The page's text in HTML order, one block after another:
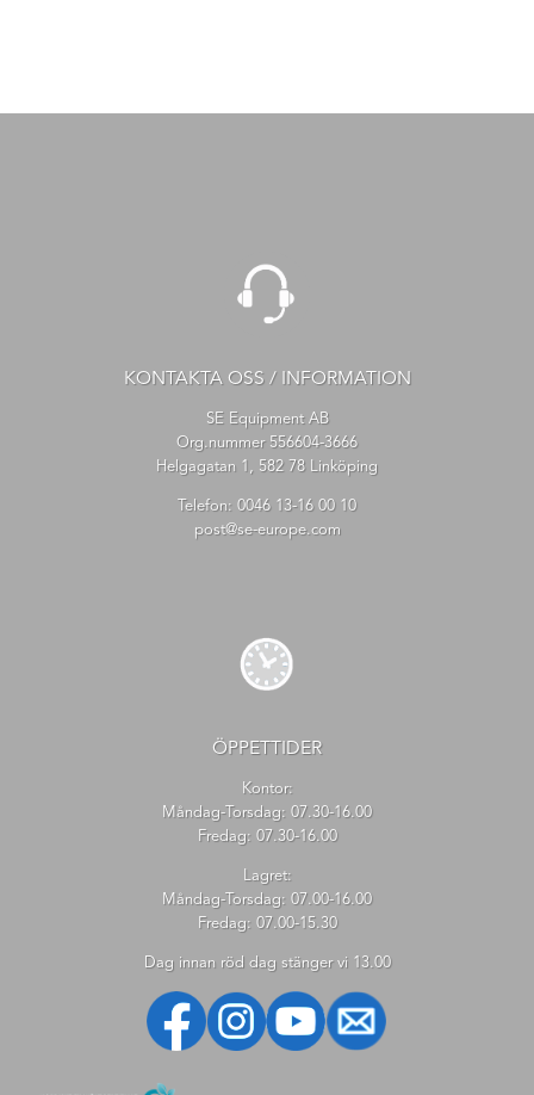
KONTAKTA OSS / INFORMATION
SE Equipment AB
Org.nummer 556604-3666
Helgagatan 1, 582 78 Linköping
Telefon: 0046 13-16 00 10
post@se-europe.com
ÖPPETTIDER
Kontor:
Måndag-Torsdag: 07.30-16.00
Fredag: 07.30-16.00
Lagret:
Måndag-Torsdag: 07.00-16.00
Fredag: 07.00-15.30
Dag innan röd dag stänger vi 13.00